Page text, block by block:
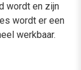
wordt en zijn
wordt er een
werkbaar.